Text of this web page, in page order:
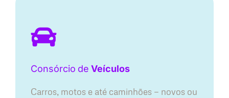
Consórcio de Veículos
Carros, motos e até caminhões — novos ou